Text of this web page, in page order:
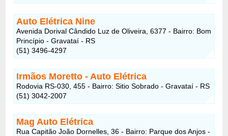
Auto Elétrica Nine
Avenida Dorival Cândido Luz de Oliveira, 6377 - Bairro: Bom
Princípio - Gravataí - RS
(51) 3496-4297
Irmãos Moretto - Auto Elétrica
Rodovia RS-030, 455 - Bairro: Sitio Sobrado - Gravataí - RS
(51) 3042-2007
Mag Auto Elétrica
Rua Capitão João Dornelles, 36 - Bairro: Parque dos Anjos -